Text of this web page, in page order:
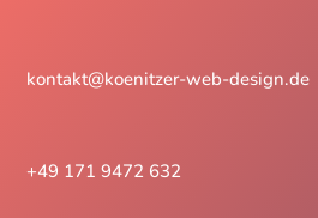
kontakt@koenitzer-web-design.de
+49 171 9472 632